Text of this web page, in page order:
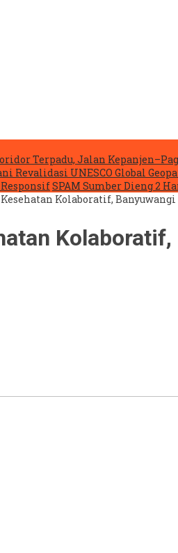
Terpadu, Jalan
Revalidasi UNESCO Global
SPAM Sumber Dieng 2
Kolaboratif,